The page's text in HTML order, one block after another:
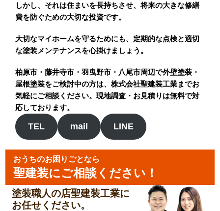
しかし、それは住まいを長持ちさせ、将来の大きな修繕
費を防ぐための大切な投資です。
大切なマイホームを守るためにも、定期的な点検と適切
な塗装メンテナンスを心掛けましょう。
柏原市・藤井寺市・羽曳野市・八尾市周辺で外壁塗装・
屋根塗装をご検討中の方は、株式会社聖建装工業までお
気軽にご相談ください。現地調査・お見積りは無料で対
応しております。
TEL mail LINE
おうちのお困りごとなら
聖建装にご相談ください！
塗装職人の店聖建装工業に
お任せください。